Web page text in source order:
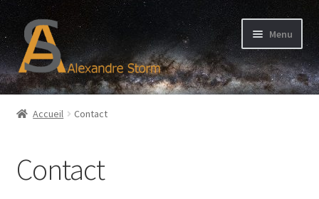
Aller
à
la
navigation
Aller
au
contenu
Menu
Bienvenue
Services
Accueil Contact
Contact